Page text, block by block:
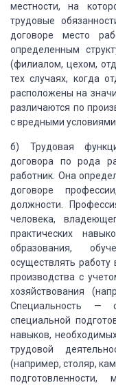
местности, на
трудовые
договоре место
определенным
(филиалом, цехом,
тех случаях, когда
расположены на
различаются по
с вредными условиями
б) Трудовая
договора по рода
работник. Она
договоре профессии,
должности.
человека,
практических
образования,
осуществлять работу
производства с
хозяйствования
Специальность —
специальной
навыков,
трудовой
(например, столяр,
подготовленности,